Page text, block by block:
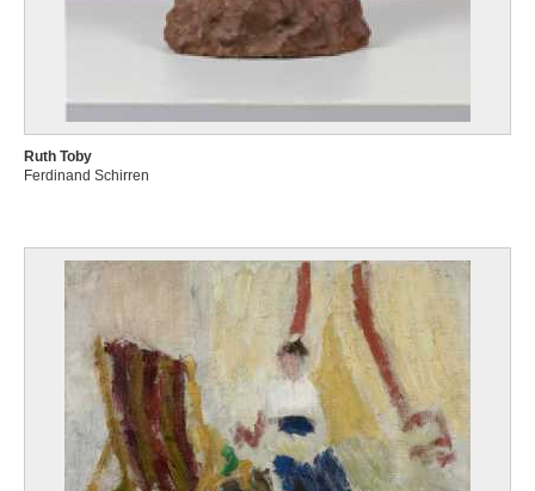
Ruth Toby
Ferdinand Schirren